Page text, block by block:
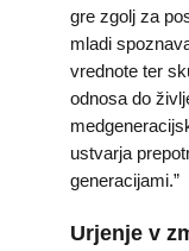
gre zgolj za
mladi
vrednote ter
odnosa do
ustvarja
generacijami.”
Urjenje v